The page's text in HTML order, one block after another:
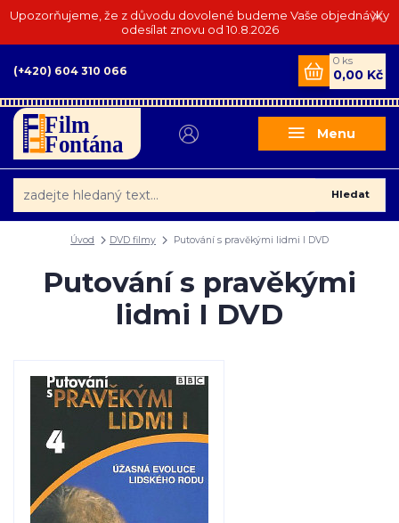
Upozorňujeme, že z důvodu dovolené budeme Vaše objednávky
odesílat znovu od 10.8.2026
Menu
Hledat
(+420) 604 310 066
0 ks
0,00 Kč
Úvod DVD filmy Putování s pravěkými lidmi I DVD
Putování s pravěkými
lidmi I DVD